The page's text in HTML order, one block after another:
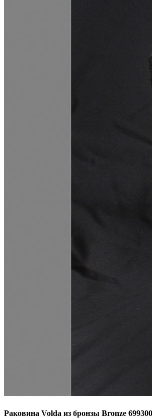
Раковина Volda из бронзы Bronze